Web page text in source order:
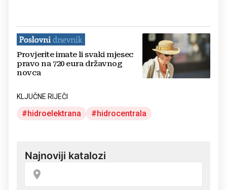
Provjerite imate li svaki mjesec
pravo na 720 eura državnog
novca
KLJUČNE RIJEČI
hidroelektrana hidrocentrala